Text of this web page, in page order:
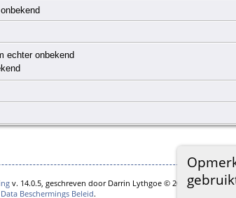
echter onbekend
v. 14.0.5, geschreven door Darrin Lythgoe © 2001-2026.
Data Beschermings Beleid.